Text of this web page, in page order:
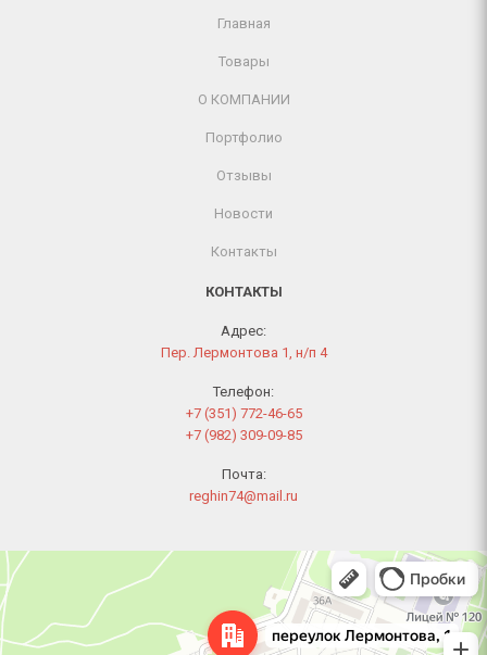
Главная
Товары
О КОМПАНИИ
Портфолио
Отзывы
Новости
Контакты
КОНТАКТЫ
Адрес:
Пер. Лермонтова 1, н/п 4
Телефон:
+7 (351) 772-46-65
+7 (982) 309-09-85
Почта:
reghin74@mail.ru
Челябинск
Переулок Лермонтова, 1 — Яндекс Карты